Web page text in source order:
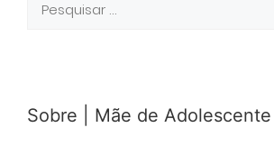
por:
Sobre | Mãe de Adolescente